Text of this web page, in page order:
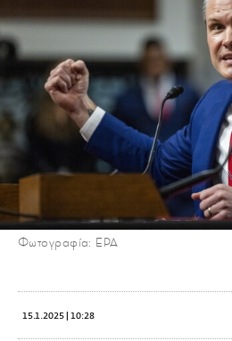
Φωτογραφία: EPA
15.1.2025 | 10:28